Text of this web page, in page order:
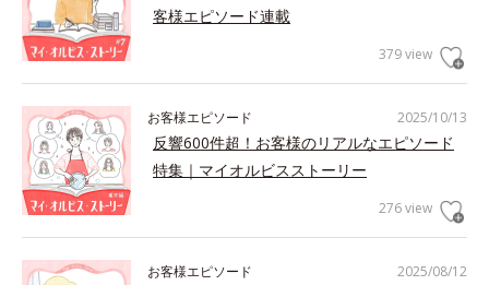
客様エピソード連載
379 view
2025/10/13
お客様エピソード
反響600件超！お客様のリアルなエピソード
特集｜マイオルビスストーリー
276 view
2025/08/12
お客様エピソード